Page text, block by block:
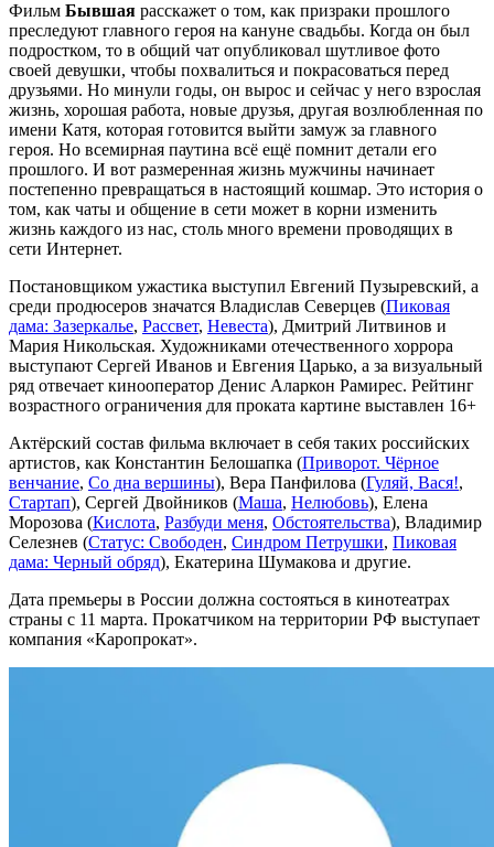
Фильм Бывшая расскажет о том, как призраки прошлого
преследуют главного героя на кануне свадьбы. Когда он был
подростком, то в общий чат опубликовал шутливое фото
своей девушки, чтобы похвалиться и покрасоваться перед
друзьями. Но минули годы, он вырос и сейчас у него взрослая
жизнь, хорошая работа, новые друзья, другая возлюбленная по
имени Катя, которая готовится выйти замуж за главного
героя. Но всемирная паутина всё ещё помнит детали его
прошлого. И вот размеренная жизнь мужчины начинает
постепенно превращаться в настоящий кошмар. Это история о
том, как чаты и общение в сети может в корни изменить
жизнь каждого из нас, столь много времени проводящих в
сети Интернет.
Постановщиком ужастика выступил Евгений Пузыревский, а
среди продюсеров значатся Владислав Северцев (Пиковая
дама: Зазеркалье, Рассвет, Невеста), Дмитрий Литвинов и
Мария Никольская. Художниками отечественного хоррора
выступают Сергей Иванов и Евгения Царько, а за визуальный
ряд отвечает кинооператор Денис Аларкон Рамирес. Рейтинг
возрастного ограничения для проката картине выставлен 16+
Актёрский состав фильма включает в себя таких российских
артистов, как Константин Белошапка (Приворот. Чёрное
венчание, Со дна вершины), Вера Панфилова (Гуляй, Вася!,
Стартап), Сергей Двойников (Маша, Нелюбовь), Елена
Морозова (Кислота, Разбуди меня, Обстоятельства), Владимир
Селезнев (Статус: Свободен, Синдром Петрушки, Пиковая
дама: Черный обряд), Екатерина Шумакова и другие.
Дата премьеры в России должна состояться в кинотеатрах
страны с 11 марта. Прокатчиком на территории РФ выступает
компания «Каропрокат».